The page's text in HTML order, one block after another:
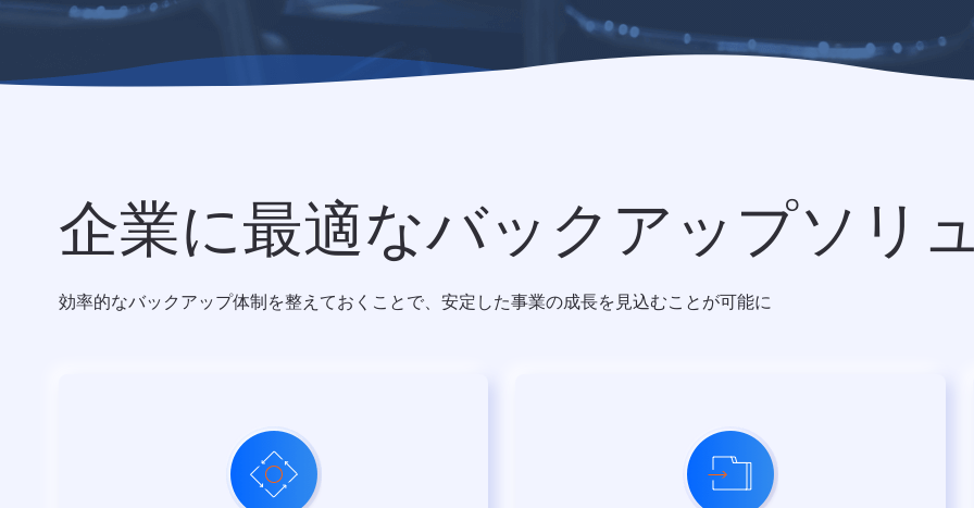
企業に最適なバックアップソリ
効率的なバックアップ体制を整えておくことで、安定した事業の成長を見込むことが可能に